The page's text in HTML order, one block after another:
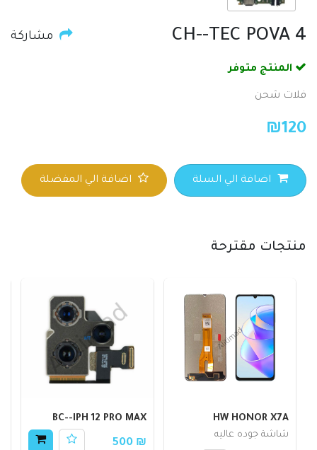
CH--TEC POVA 4 مشاركة
المنتج متوفر
فلات شحن
₪120
اضافة الي السلة اضافة الي المفضلة
منتجات مقترحة
HW HONOR X7A
شاشة جوده عاليه
BC--IPH 12 PRO MAX
₪ 500